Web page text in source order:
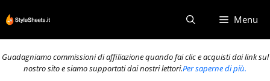
al
contenuto
Menu
Guadagniamo commissioni di affiliazione quando fai clic e acquisti dai link sul
nostro sito e siamo supportati dai nostri lettori.Per saperne di più.